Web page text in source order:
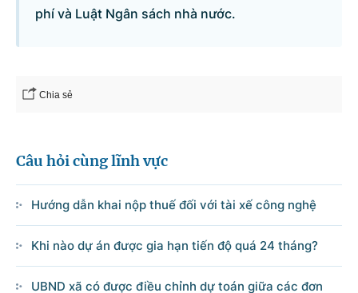
phí và Luật Ngân sách nhà nước.
Chia sẻ
Câu hỏi cùng lĩnh vực
Hướng dẫn khai nộp thuế đối với tài xế công nghệ
Khi nào dự án được gia hạn tiến độ quá 24 tháng?
UBND xã có được điều chỉnh dự toán giữa các đơn